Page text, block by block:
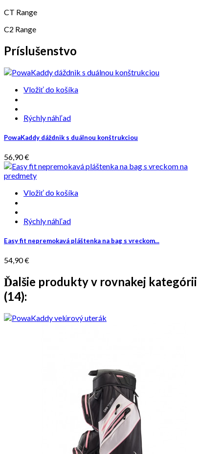
CT Range
C2 Range
Príslušenstvo
Vložiť do košíka
Rýchly náhľad
PowaKaddy dáždnik s duálnou konštrukciou
56,90 €
Vložiť do košíka
Rýchly náhľad
Easy fit nepremokavá pláštenka na bag s vreckom...
54,90 €
Ďalšie produkty v rovnakej kategórii
(14):